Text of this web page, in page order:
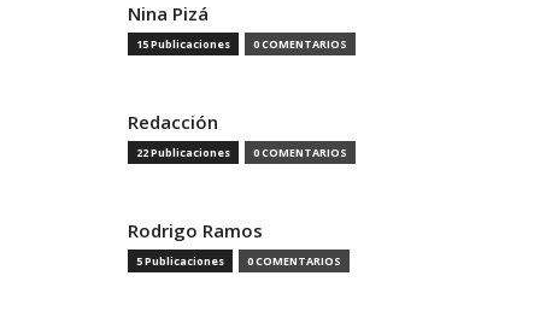
Nina Pizá
15 Publicaciones 0 COMENTARIOS
Redacción
22 Publicaciones 0 COMENTARIOS
Rodrigo Ramos
5 Publicaciones 0 COMENTARIOS